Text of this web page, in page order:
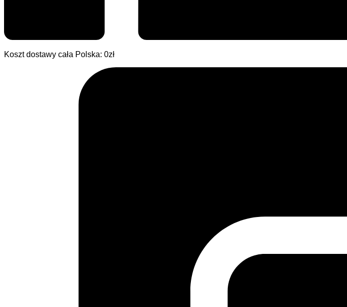
Koszt dostawy cała Polska: 0zł